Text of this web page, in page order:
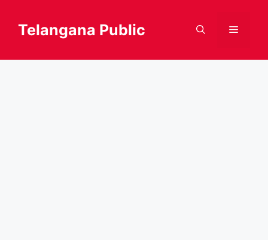
content
Telangana Public Menu